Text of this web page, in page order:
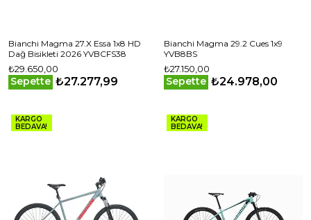
Bianchi Magma 27.X Essa 1x8 HD
Dağ Bisikleti 2026 YVBCFS38
₺29.650,00
Sepette ₺27.277,99
Bianchi Magma 29.2 Cues 1x9
YVB8BS
₺27.150,00
Sepette ₺24.978,00
KARGO
BEDAVA!
KARGO
BEDAVA!